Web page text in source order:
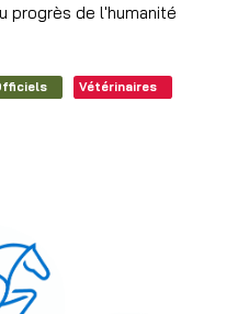
progrès de l'humanité
Vétérinaires